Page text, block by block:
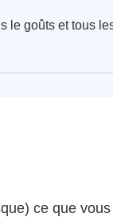
le goûts et tous
ce que